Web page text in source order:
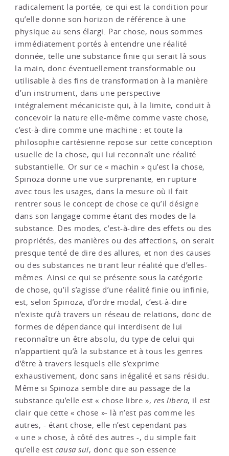
radicalement la portée, ce qui est la condition pour
qu’elle donne son horizon de référence à une
physique au sens élargi. Par chose, nous sommes
immédiatement portés à entendre une réalité
donnée, telle une substance finie qui serait là sous
la main, donc éventuellement transformable ou
utilisable à des fins de transformation à la manière
d’un instrument, dans une perspective
intégralement mécaniciste qui, à la limite, conduit à
concevoir la nature elle-même comme vaste chose,
c’est-à-dire comme une machine : et toute la
philosophie cartésienne repose sur cette conception
usuelle de la chose, qui lui reconnaît une réalité
substantielle. Or sur ce « machin » qu’est la chose,
Spinoza donne une vue surprenante, en rupture
avec tous les usages, dans la mesure où il fait
rentrer sous le concept de chose ce qu’il désigne
dans son langage comme étant des modes de la
substance. Des modes, c’est-à-dire des effets ou des
propriétés, des manières ou des affections, on serait
presque tenté de dire des allures, et non des causes
ou des substances ne tirant leur réalité que d’elles-
mêmes. Ainsi ce qui se présente sous la catégorie
de chose, qu’il s’agisse d’une réalité finie ou infinie,
est, selon Spinoza, d’ordre modal, c’est-à-dire
n’existe qu’à travers un réseau de relations, donc de
formes de dépendance qui interdisent de lui
reconnaître un être absolu, du type de celui qui
n’appartient qu’à la substance et à tous les genres
d’être à travers lesquels elle s’exprime
exhaustivement, donc sans inégalité et sans résidu.
Même si Spinoza semble dire au passage de la
substance qu’elle est « chose libre », res libera, il est
clair que cette « chose »- là n’est pas comme les
autres, - étant chose, elle n’est cependant pas
« une » chose, à côté des autres -, du simple fait
qu’elle est causa sui, donc que son essence